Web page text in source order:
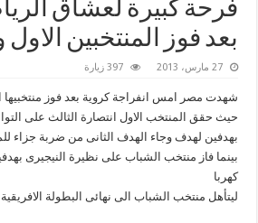
فرحة كبيرة لعشاق
بعد فوز المنتخبين
27 مارس، 2013 397 زيارة
شهدت مصر امس انفراجة كروية بعد فوز منتخبيها
حيث حقق المنتخب الاول انتصارة الثالث على
بهدفين لهدف وجاء الهدف الثانى من ضربة جزاء
بينما فاز منتخب الشباب على نظيرة النيجيرى
كهربا
ليتأهل منتخب الشباب الى نهائى البطولة الافريقية